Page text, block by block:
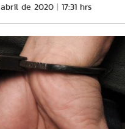
de 2020 17:31 hrs